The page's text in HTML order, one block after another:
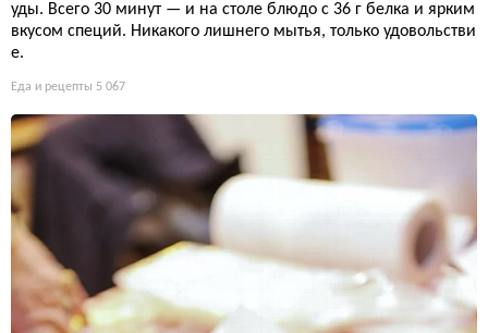
уды. Всего 30 минут — и на столе блюдо с 36 г белка и ярким
вкусом специй. Никакого лишнего мытья, только удовольстви
е.
Еда и рецепты 5 067